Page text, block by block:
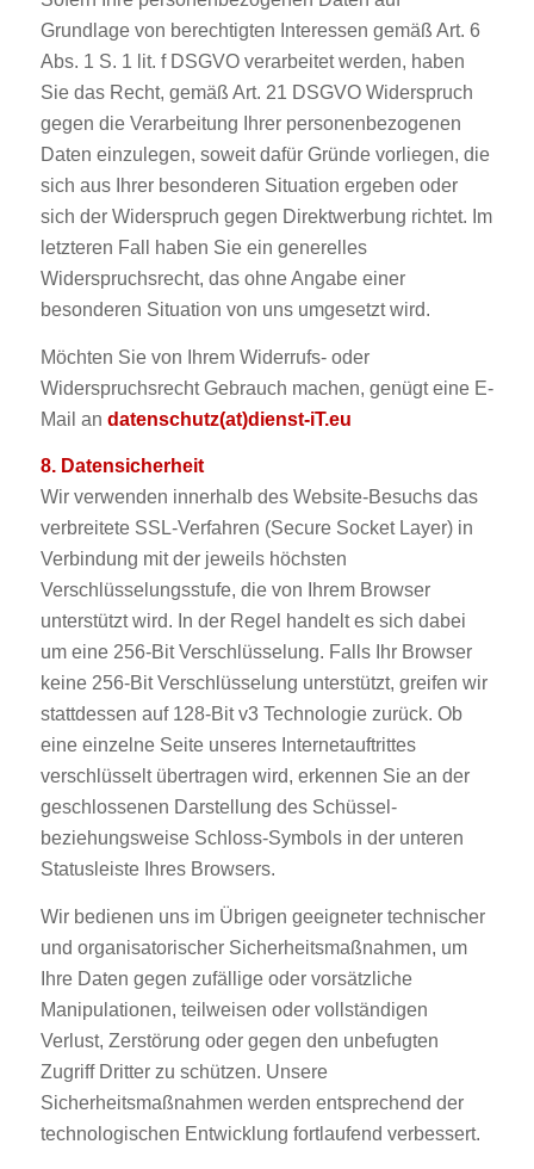
Grundlage von berechtigten Interessen gemäß Art. 6
Abs. 1 S. 1 lit. f DSGVO verarbeitet werden, haben
Sie das Recht, gemäß Art. 21 DSGVO Widerspruch
gegen die Verarbeitung Ihrer personenbezogenen
Daten einzulegen, soweit dafür Gründe vorliegen, die
sich aus Ihrer besonderen Situation ergeben oder
sich der Widerspruch gegen Direktwerbung richtet. Im
letzteren Fall haben Sie ein generelles
Widerspruchsrecht, das ohne Angabe einer
besonderen Situation von uns umgesetzt wird.
Möchten Sie von Ihrem Widerrufs- oder
Widerspruchsrecht Gebrauch machen, genügt eine E-
Mail an datenschutz(at)dienst-iT.eu
8. Datensicherheit
Wir verwenden innerhalb des Website-Besuchs das
verbreitete SSL-Verfahren (Secure Socket Layer) in
Verbindung mit der jeweils höchsten
Verschlüsselungsstufe, die von Ihrem Browser
unterstützt wird. In der Regel handelt es sich dabei
um eine 256-Bit Verschlüsselung. Falls Ihr Browser
keine 256-Bit Verschlüsselung unterstützt, greifen wir
stattdessen auf 128-Bit v3 Technologie zurück. Ob
eine einzelne Seite unseres Internetauftrittes
verschlüsselt übertragen wird, erkennen Sie an der
geschlossenen Darstellung des Schüssel-
beziehungsweise Schloss-Symbols in der unteren
Statusleiste Ihres Browsers.
Wir bedienen uns im Übrigen geeigneter technischer
und organisatorischer Sicherheitsmaßnahmen, um
Ihre Daten gegen zufällige oder vorsätzliche
Manipulationen, teilweisen oder vollständigen
Verlust, Zerstörung oder gegen den unbefugten
Zugriff Dritter zu schützen. Unsere
Sicherheitsmaßnahmen werden entsprechend der
technologischen Entwicklung fortlaufend verbessert.